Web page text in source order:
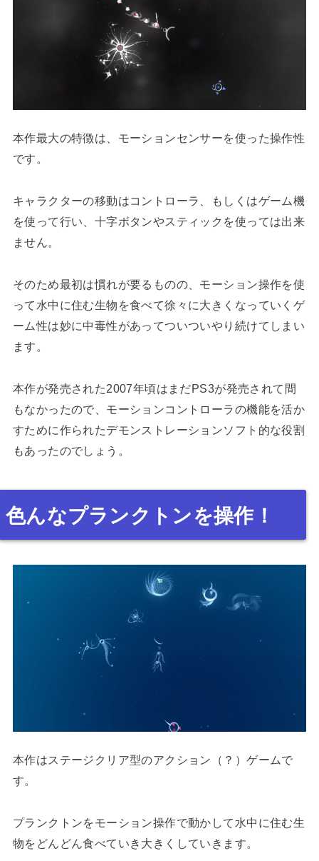
本作最大の特徴は、モーションセンサーを使った操作性
です。
キャラクターの移動はコントローラ、もしくはゲーム機
を使って行い、十字ボタンやスティックを使っては出来
ません。
そのため最初は慣れが要るものの、モーション操作を使
って水中に住む生物を食べて徐々に大きくなっていくゲ
ーム性は妙に中毒性があってついついやり続けてしまい
ます。
本作が発売された2007年頃はまだPS3が発売されて間
もなかったので、モーションコントローラの機能を活か
すために作られたデモンストレーションソフト的な役割
もあったのでしょう。
色んなプランクトンを操作！
本作はステージクリア型のアクション（？）ゲームで
す。
プランクトンをモーション操作で動かして水中に住む生
物をどんどん食べていき大きくしていきます。